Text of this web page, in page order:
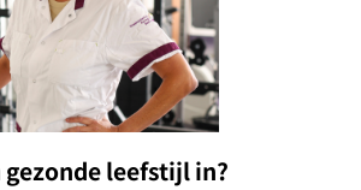
leefstijl in?